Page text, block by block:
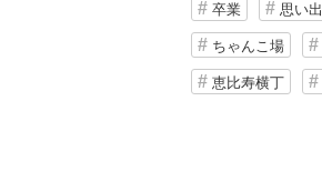
卒業 思い出
ちゃんこ場
恵比寿横丁